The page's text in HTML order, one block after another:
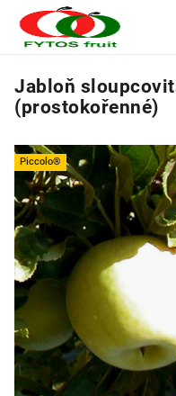
Jabloň
(prostokořenné)
Piccolo®